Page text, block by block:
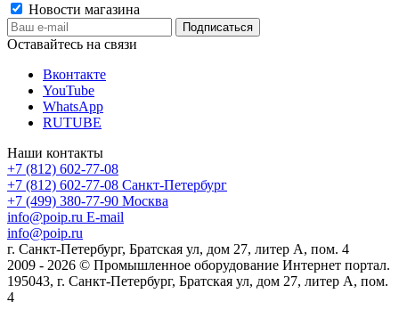
Новости магазина
Оставайтесь на связи
Вконтакте
YouTube
WhatsApp
RUTUBE
Наши контакты
+7 (812) 602-77-08
+7 (812) 602-77-08 Санкт-Петербург
+7 (499) 380-77-90 Москва
info@poip.ru E-mail
info@poip.ru
г. Санкт-Петербург, Братская ул, дом 27, литер А, пом. 4
2009 - 2026 © Промышленное оборудование Интернет портал.
195043, г. Санкт-Петербург, Братская ул, дом 27, литер А, пом.
4